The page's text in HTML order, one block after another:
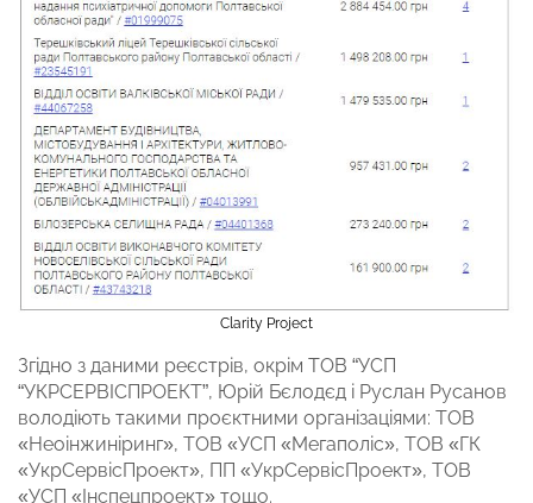
Clarity Project
Згідно з даними реєстрів, окрім ТОВ “УСП
“УКРСЕРВІСПРОЕКТ”, Юрій Бєлодєд і Руслан Русанов
володіють такими проєктними організаціями: ТОВ
«Неоінжиніринг», ТОВ «УСП «Мегаполіс», ТОВ «ГК
«УкрСервісПроект», ПП «УкрСервісПроект», ТОВ
«УСП «Інспецпроект» тощо.